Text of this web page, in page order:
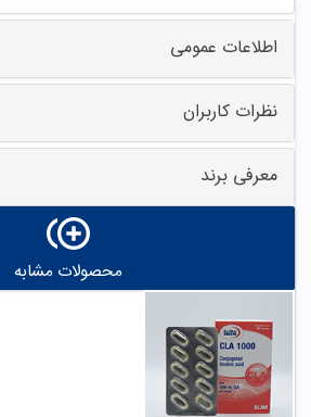
اطلاعات عمومی
نظرات کاربران
معرفی برند
محصولات مشابه